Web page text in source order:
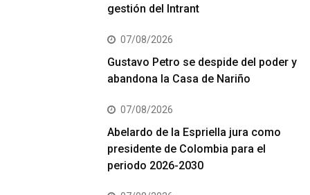
gestión del Intrant
07/08/2026
Gustavo Petro se despide del poder y
abandona la Casa de Nariño
07/08/2026
Abelardo de la Espriella jura como
presidente de Colombia para el
periodo 2026-2030